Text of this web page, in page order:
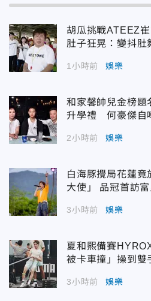
胡瓜挑戰ATEEZ
肚子狂晃：變抖肚
1小時前 娛樂
和家馨帥兒金榜題
升學禮 何豪傑自
2小時前 娛樂
白海豚攪局花蓮竟
大使」 品冠首
3小時前 娛樂
夏和熙備賽
被卡車撞」操到雙
3小時前 娛樂